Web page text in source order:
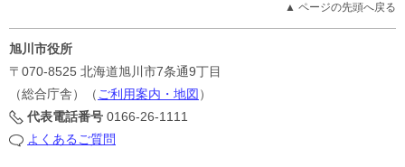
▲ ページの先頭へ戻る
旭川市役所
〒070-8525 北海道旭川市7条通9丁目
（総合庁舎）（ ご利用案内・地図 ）
代表電話番号 0166-26-1111
よくあるご質問